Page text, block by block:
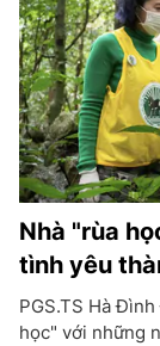
Nhà "rùa
tình yêu
PGS.TS Hà
học" với những